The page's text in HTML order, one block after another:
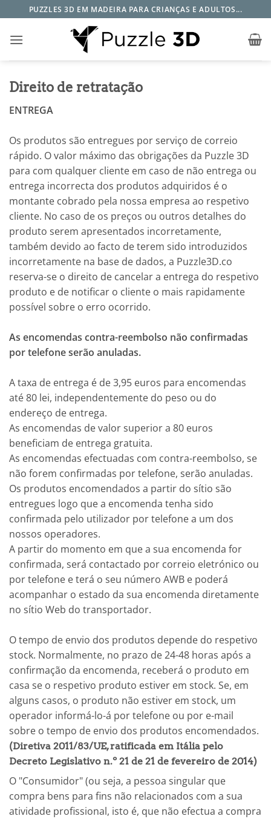
to
content
PUZZLES 3D EM MADEIRA PARA CRIANÇAS E ADULTOS...
Direito de retratação
ENTREGA
Os produtos são entregues por serviço de correio
rápido. O valor máximo das obrigações da Puzzle 3D
para com qualquer cliente em caso de não entrega ou
entrega incorrecta dos produtos adquiridos é o
montante cobrado pela nossa empresa ao respetivo
cliente. No caso de os preços ou outros detalhes do
produto serem apresentados incorretamente,
também devido ao facto de terem sido introduzidos
incorretamente na base de dados, a Puzzle3D.co
reserva-se o direito de cancelar a entrega do respetivo
produto e de notificar o cliente o mais rapidamente
possível sobre o erro ocorrido.
As encomendas contra-reembolso não confirmadas
por telefone serão anuladas.
A taxa de entrega é de 3,95 euros para encomendas
até 80 lei, independentemente do peso ou do
endereço de entrega.
As encomendas de valor superior a 80 euros
beneficiam de entrega gratuita.
As encomendas efectuadas com contra-reembolso, se
não forem confirmadas por telefone, serão anuladas.
Os produtos encomendados a partir do sítio são
entregues logo que a encomenda tenha sido
confirmada pelo utilizador por telefone a um dos
nossos operadores.
A partir do momento em que a sua encomenda for
confirmada, será contactado por correio eletrónico ou
por telefone e terá o seu número AWB e poderá
acompanhar o estado da sua encomenda diretamente
no sítio Web do transportador.
O tempo de envio dos produtos depende do respetivo
stock. Normalmente, no prazo de 24-48 horas após a
confirmação da encomenda, receberá o produto em
casa se o respetivo produto estiver em stock. Se, em
alguns casos, o produto não estiver em stock, um
operador informá-lo-á por telefone ou por e-mail
sobre o tempo de envio dos produtos encomendados.
(Diretiva 2011/83/UE, ratificada em Itália pelo
Decreto Legislativo n.º 21 de 21 de fevereiro de 2014)
O "Consumidor" (ou seja, a pessoa singular que
compra bens para fins não relacionados com a sua
atividade profissional, isto é, que não efectua a compra